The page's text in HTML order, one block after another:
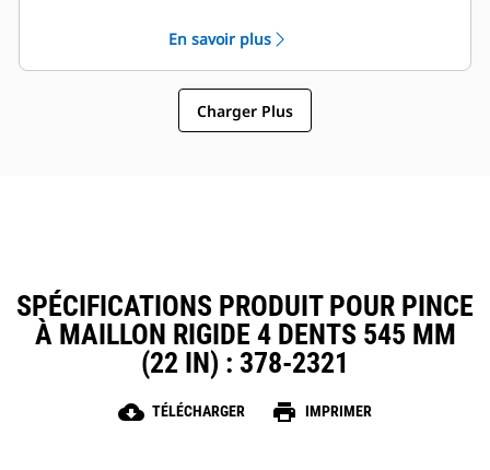
pinces compatibles avec les
attaches à accouplement par axes
Cat, ce qui permet un partage des
pinces et autres d'équipements
entre les machines de taille
La simplicité de l'installation, de la
maintenance et du
fonctionnement général font des
pinces un accessoire plus simple
et au coût d'exploitation plus
En savoir plus
Charger Plus
SPÉCIFICATIONS PRODUIT POUR PINCE
À MAILLON RIGIDE 4 DENTS 545 MM
(22 IN) : 378-2321
cloud_download TÉLÉCHARGER print IMPRIMER